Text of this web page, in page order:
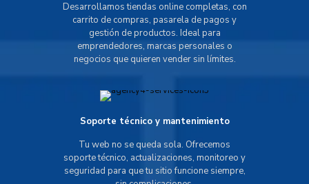
Desarrollamos tiendas online completas, con
carrito de compras, pasarela de pagos y
gestión de productos. Ideal para
emprendedores, marcas personales o
negocios que quieren vender sin límites.
Soporte técnico y mantenimiento
Tu web no se queda sola. Ofrecemos
soporte técnico, actualizaciones, monitoreo y
seguridad para que tu sitio funcione siempre,